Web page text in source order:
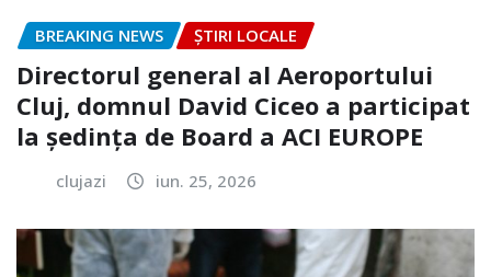
BREAKING NEWS ȘTIRI LOCALE
Directorul general al Aeroportului
Cluj, domnul David Ciceo a participat
la ședința de Board a ACI EUROPE
clujazi iun. 25, 2026